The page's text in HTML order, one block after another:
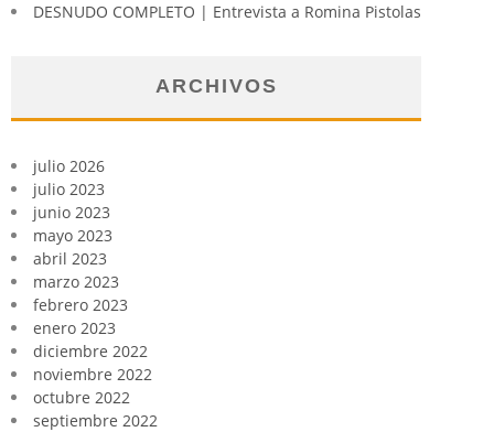
DESNUDO COMPLETO | Entrevista a Romina Pistolas
ARCHIVOS
julio 2026
julio 2023
junio 2023
mayo 2023
abril 2023
marzo 2023
febrero 2023
enero 2023
diciembre 2022
noviembre 2022
octubre 2022
septiembre 2022